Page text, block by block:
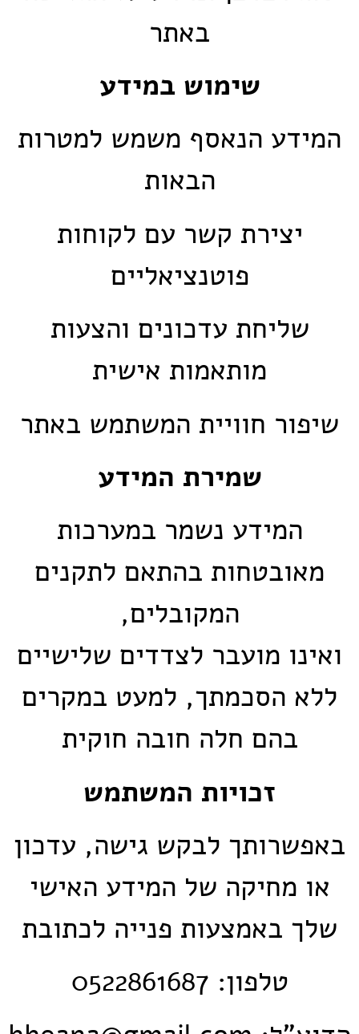
באתר
שימוש במידע
המידע הנאסף משמש למטרות
הבאות
יצירת קשר עם לקוחות
פוטנציאליים
שליחת עדכונים והצעות
מותאמות אישית
שיפור חוויית המשתמש באתר
שמירת המידע
המידע נשמר במערכות
מאובטחות בהתאם לתקנים
המקובלים,
ואינו מועבר לצדדים שלישיים
ללא הסכמתך, למעט במקרים
בהם חלה חובה חוקית
זכויות המשתמש
באפשרותך לבקש גישה, עדכון
או מחיקה של המידע האישי
שלך באמצעות פנייה לכתובת
טלפון: 0522861687